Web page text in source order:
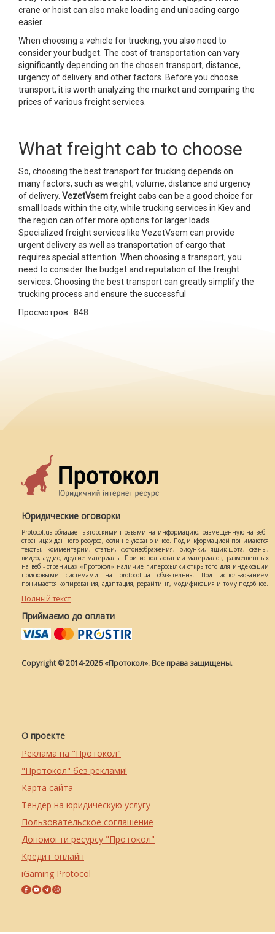
crane or hoist can also make loading and unloading cargo
easier.
When choosing a vehicle for trucking, you also need to
consider your budget. The cost of transportation can vary
significantly depending on the chosen transport, distance,
urgency of delivery and other factors. Before you choose
transport, it is worth analyzing the market and comparing the
prices of various freight services.
What freight cab to choose
So, choosing the best transport for trucking depends on
many factors, such as weight, volume, distance and urgency
of delivery. VezetVsemfreight cabs can be a good choice for
small loads within the city, while trucking services in Kiev and
the region can offer more options for larger loads.
Specialized freight services like VezetVsem can provide
urgent delivery as well as transportation of cargo that
requires special attention. When choosing a transport, you
need to consider the budget and reputation of the freight
services. Choosing the best transport can greatly simplify the
trucking process and ensure the successful
Просмотров : 848
Юридические оговорки
Protocol.ua обладает авторскими правами на информацию, размещенную на веб -
страницах данного ресурса, если не указано иное. Под информацией понимаются
тексты, комментарии, статьи, фотоизображения, рисунки, ящик-шота, сканы,
видео, аудио, другие материалы. При использовании материалов, размещенных
на веб - страницах «Протокол» наличие гиперссылки открытого для индексации
поисковыми системами на protocol.ua обязательна. Под использованием
понимается копирования, адаптация, рерайтинг, модификация и тому подобное.
Полный текст
Приймаємо до оплати
Copyright © 2014-2026 «Протокол». Все права защищены.
О проекте
Реклама на "Протокол"
"Протокол" без реклами!
Карта сайта
Тендер на юридическую услугу
Пользовательское соглашение
Допомогти ресурсу "Протокол"
Кредит онлайн
iGaming Protocol